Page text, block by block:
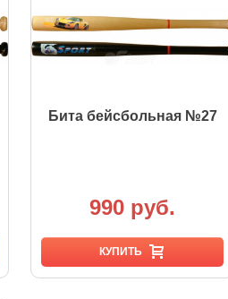
Бита бейсбольная №27
990 руб.
КУПИТЬ